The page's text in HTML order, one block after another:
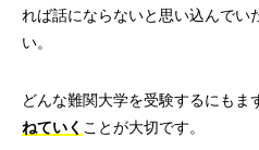
れば話にならないと思い込んでい
い。
どんな難関大学を受験するにもま
ねていく ことが大切です。